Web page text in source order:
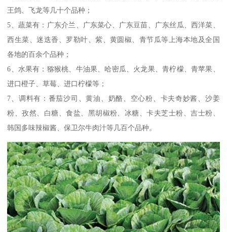
王鸽、飞龙等几十个品种；
5、蔬菜有：广东介兰、广东菜心、广东豆苗、广东丝瓜、西洋菜、
西生菜、迷迭香、罗勒叶、紫、黄圆椒、青节瓜等上海本地及全国
各地的百余个品种；
6、水果有：猕猴桃、牛油果、哈密瓜、火龙果、青柠檬、青苹果、
进口橙子、草莓、进口柠檬等；
7、调料有：番茄沙司、黄油、奶酪、空心粉、卡夫奇妙酱、沙姜
粉、孜然、白糖、食盐、黑胡椒粉、冰糖、卡夫芝士粉、吉士粉、
韩国多味辣椒酱、保卫尔牛肉汁等几百个品种。